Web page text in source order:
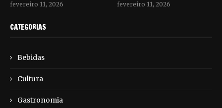
fevereiro 11, 2026 fevereiro 11, 2026
CATEGORIAS
Bebidas
Cultura
Gastronomia